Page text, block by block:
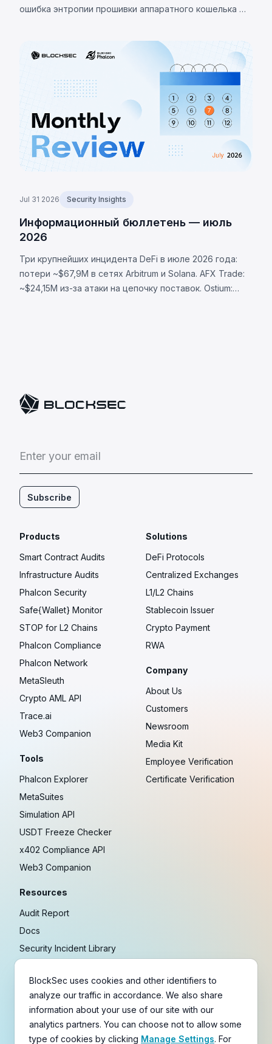
ошибка энтропии прошивки аппаратного кошелька —
позволив украсть 1370 BTC (~$88M). LULA (BNB Chain):
логическая уязвимость позволила вызвать `recycle()`,
слив ~$578K из пула PancakeSwap V2.
Jul 31 2026 Security Insights
Информационный бюллетень — июль
2026
Три крупнейших инцидента DeFi в июле 2026 года:
потери ~$67,9M в сетях Arbitrum и Solana. AFX Trade:
~$24,15M из-за атаки на цепочку поставок. Ostium:
Enter your email
Subscribe
Products
Smart Contract Audits
Infrastructure Audits
Phalcon Security
Safe{Wallet} Monitor
STOP for L2 Chains
Phalcon Compliance
Phalcon Network
MetaSleuth
Crypto AML API
Trace.ai
Web3 Companion
Tools
Phalcon Explorer
MetaSuites
Simulation API
USDT Freeze Checker
x402 Compliance API
Web3 Companion
Resources
Audit Report
Docs
Security Incident Library
Research
Guides
Crypto Payment Playbook
Solutions
DeFi Protocols
Centralized Exchanges
L1/L2 Chains
Stablecoin Issuer
Crypto Payment
RWA
Company
About Us
Customers
Newsroom
Media Kit
Employee Verification
Certificate Verification
BlockSec uses cookies and other identifiers to
analyze our traffic in accordance. We also share
information about your use of our site with our
analytics partners. You can choose not to allow some
type of cookies by clicking Manage Settings. For